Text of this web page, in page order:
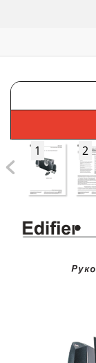
1
2
Ðóêî